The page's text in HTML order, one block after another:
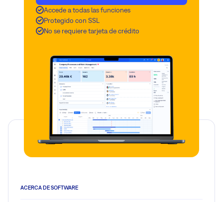
Accede a todas las funciones
Protegido con SSL
No se requiere tarjeta de crédito
ACERCA DE SOFTWARE